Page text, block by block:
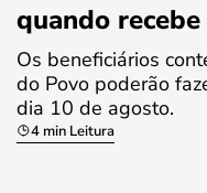
quando recebe
Os beneficiários
do Povo poderão
dia 10 de agosto.
4 min Leitura